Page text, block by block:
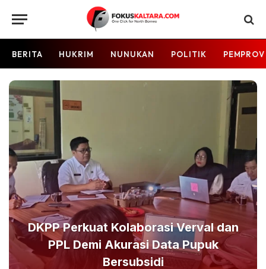
BERITA HUKRIM NUNUKAN POLITIK
DKPP Perkuat Kolaborasi Verval dan
PPL Demi Akurasi Data Pupuk
Bersubsidi